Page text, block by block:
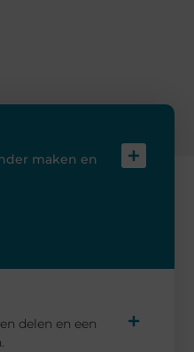
maken en
delen en een